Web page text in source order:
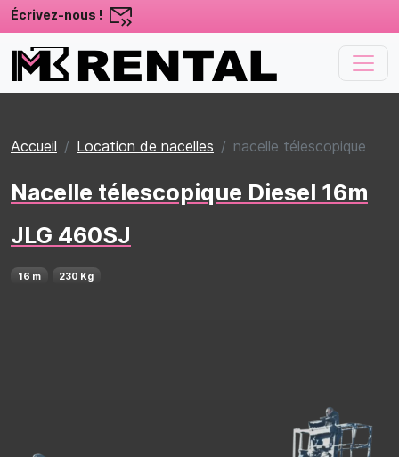
Écrivez-nous !
Accueil Location de nacelles nacelle télescopique
Nacelle télescopique Diesel 16m
JLG 460SJ
16 m 230 Kg